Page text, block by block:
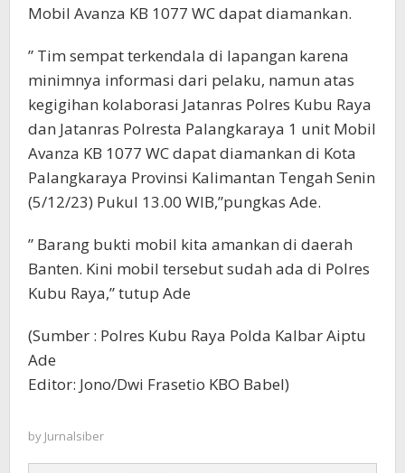
Mobil Avanza KB 1077 WC dapat diamankan.
” Tim sempat terkendala di lapangan karena
minimnya informasi dari pelaku, namun atas
kegigihan kolaborasi Jatanras Polres Kubu Raya
dan Jatanras Polresta Palangkaraya 1 unit Mobil
Avanza KB 1077 WC dapat diamankan di Kota
Palangkaraya Provinsi Kalimantan Tengah Senin
(5/12/23) Pukul 13.00 WIB,”pungkas Ade.
” Barang bukti mobil kita amankan di daerah
Banten. Kini mobil tersebut sudah ada di Polres
Kubu Raya,” tutup Ade
(Sumber : Polres Kubu Raya Polda Kalbar Aiptu
Ade
Editor: Jono/Dwi Frasetio KBO Babel)
by Jurnalsiber